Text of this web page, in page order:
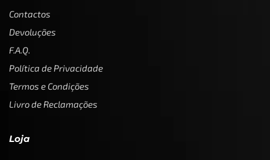
Contactos
Devoluções
F.A.Q.
Política de Privacidade
Termos e Condições
Livro de Reclamações
Loja